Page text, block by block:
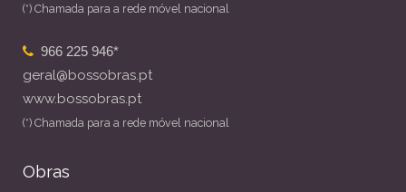
(*) Chamada para a rede móvel nacional
966 225 946*
geral@bossobras.pt
www.bossobras.pt
(*) Chamada para a rede móvel nacional
Obras